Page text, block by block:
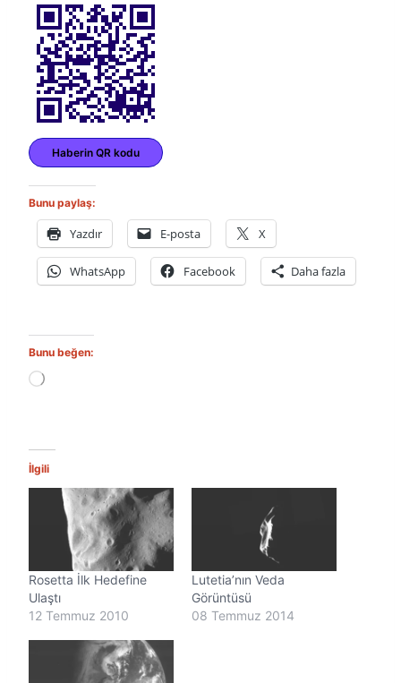
Haberin QR kodu
Bunu paylaş:
Yazdır E-posta X
WhatsApp Facebook Daha fazla
Bunu beğen:
Y
n
.
İlgili
Rosetta İlk Hedefine
Ulaştı
12 Temmuz 2010
Lutetia’nın Veda
Görüntüsü
08 Temmuz 2014